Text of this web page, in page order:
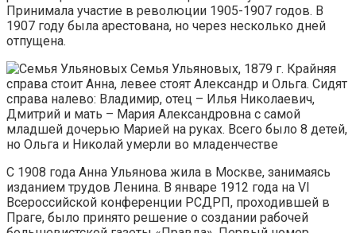
Принимала участие в революции 1905-1907 годов. В
1907 году была арестована, но через несколько дней
отпущена.
Семья Ульяновых, 1879 г. Крайняя
справа стоит Анна, левее стоят Александр и Ольга. Сидят
справа налево: Владимир, отец – Илья Николаевич,
Дмитрий и мать – Мария Александровна с самой
младшей дочерью Марией на руках. Всего было 8 детей,
но Ольга и Николай умерли во младенчестве
С 1908 года Анна Ульянова жила в Москве, занимаясь
изданием трудов Ленина. В январе 1912 года на VI
Всероссийской конференции РСДРП, проходившей в
Праге, было принято решение о создании рабочей